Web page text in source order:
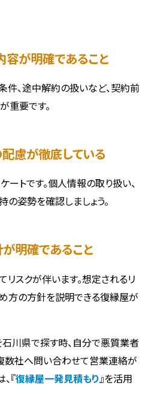
が明確であること
件、途中解約の扱いなど、契約前
重要です。
慮が徹底している
トです。個人情報の取り扱い、
姿勢を確認しましょう。
明確であること
スクが伴います。想定されるリ
め方の方針を説明できる復縁屋が
川県で探す時、自分で悪質業者
数社へ問い合わせて営業連絡が
『復縁屋一発見積もり 』を活用